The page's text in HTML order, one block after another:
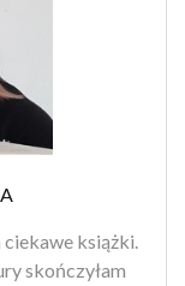
ciekawe książki.
skończyłam